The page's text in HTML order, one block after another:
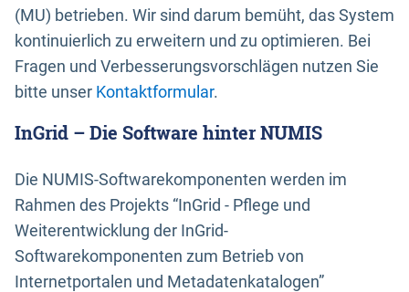
(MU) betrieben. Wir sind darum bemüht, das System
kontinuierlich zu erweitern und zu optimieren. Bei
Fragen und Verbesserungsvorschlägen nutzen Sie
bitte unser Kontaktformular.
InGrid – Die Software hinter NUMIS
Die NUMIS-Softwarekomponenten werden im
Rahmen des Projekts “InGrid - Pflege und
Weiterentwicklung der InGrid-
Softwarekomponenten zum Betrieb von
Internetportalen und Metadatenkatalogen”